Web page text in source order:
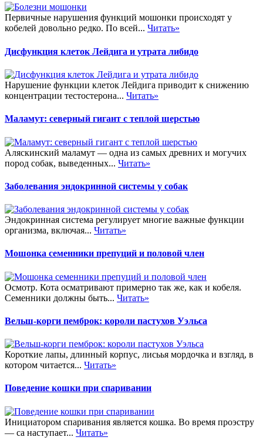
Первичные нарушения функций мошонки происходят у
кобелей довольно редко. По всей... Читать»
Дисфункция клеток Лейдига и утрата либидо
Нарушение функции клеток Лейдига приводит к снижению
концентрации тестостерона... Читать»
Маламут: северный гигант с теплой шерстью
Аляскинский маламут — одна из самых древних и могучих
пород собак, выведенных... Читать»
Заболевания эндокринной системы у собак
Эндокринная система регулирует многие важные функции
организма, включая... Читать»
Мошонка семенники препуций и половой член
Осмотр. Кота осматривают примерно так же, как и кобеля.
Семенники должны быть... Читать»
Вельш-корги пемброк: короли пастухов Уэльса
Короткие лапы, длинный корпус, лисьья мордочка и взгляд, в
котором читается... Читать»
Поведение кошки при спаривании
Инициатором спаривания является кошка. Во время проэстру
— са наступает... Читать»